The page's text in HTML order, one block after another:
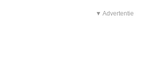
▼ Advertentie